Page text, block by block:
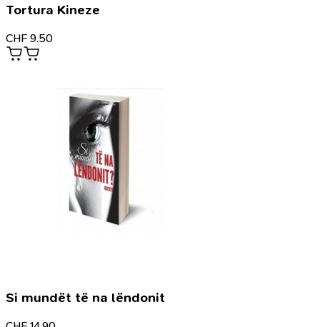
Tortura Kineze
CHF 9.50
Si mundët të na lëndonit